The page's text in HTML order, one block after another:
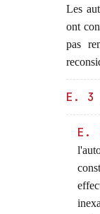
Les
ont
pas
E. 3
E.